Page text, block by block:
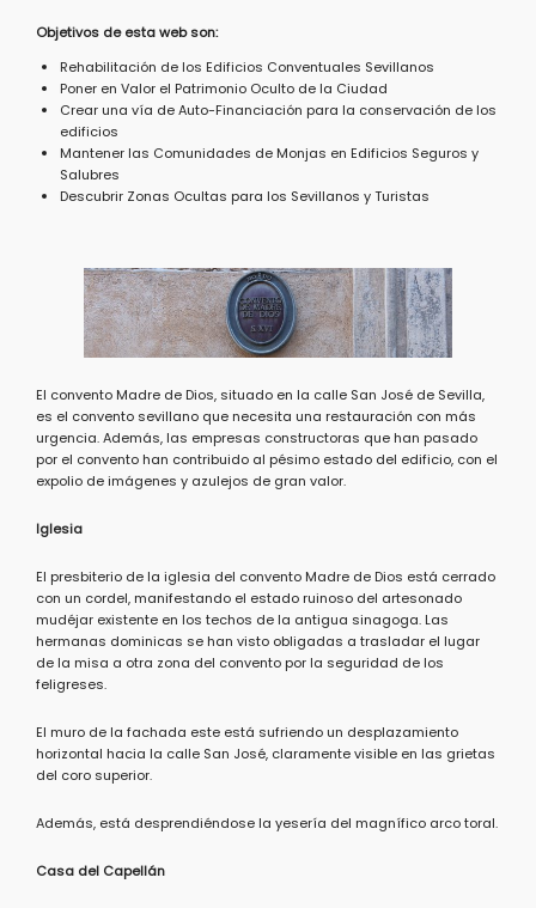
Objetivos de esta web son:
Rehabilitación de los Edificios Conventuales Sevillanos
Poner en Valor el Patrimonio Oculto de la Ciudad
Crear una vía de Auto-Financiación para la conservación de los
edificios
Mantener las Comunidades de Monjas en Edificios Seguros y
Salubres
Descubrir Zonas Ocultas para los Sevillanos y Turistas
El convento Madre de Dios, situado en la calle San José de Sevilla,
es el convento sevillano que necesita una restauración con más
urgencia. Además, las empresas constructoras que han pasado
por el convento han contribuido al pésimo estado del edificio, con el
expolio de imágenes y azulejos de gran valor.
Iglesia
El presbiterio de la iglesia del convento Madre de Dios está cerrado
con un cordel, manifestando el estado ruinoso del artesonado
mudéjar existente en los techos de la antigua sinagoga. Las
hermanas dominicas se han visto obligadas a trasladar el lugar
de la misa a otra zona del convento por la seguridad de los
feligreses.
El muro de la fachada este está sufriendo un desplazamiento
horizontal hacia la calle San José, claramente visible en las grietas
del coro superior.
Además, está desprendiéndose la yesería del magnífico arco toral.
Casa del Capellán